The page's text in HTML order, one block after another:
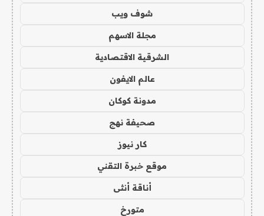
شوف ويب
مجلة الاسهم
الشرقية الاقتصادية
عالم الايفون
مدونة كوكان
صحيفة نهج
كار نيوز
موقع خبرة التقني
أناقة أنثى
متورخ